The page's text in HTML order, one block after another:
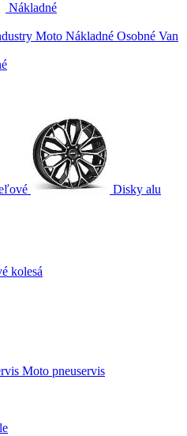
Nákladné
Moto Nákladné Osobné Van
Disky alu
kolesá
Moto pneuservis